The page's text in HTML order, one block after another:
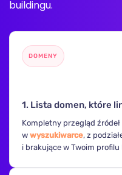
buildingu.
DOMENY
1. Lista domen, które
Kompletny przegląd
w wyszukiwarce, z
i brakujące w Twoim profilu